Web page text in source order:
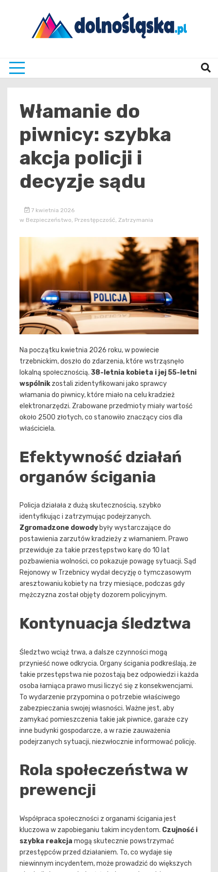
Włamanie do
piwnicy: szybka
akcja policji i
decyzje sądu
7 kwietnia 2026
w Bezpieczeństwo Przestępczość Zatrzymania
Na początku kwietnia 2026 roku, w powiecie
trzebnickim, doszło do zdarzenia, które wstrząsnęło
lokalną społecznością. 38-letnia kobieta i jej 55-letni
wspólnikzostali zidentyfikowani jako sprawcy
włamania do piwnicy, które miało na celu kradzież
elektronarzędzi. Zrabowane przedmioty miały wartość
około 2500 złotych, co stanowiło znaczący cios dla
właściciela.
Efektywność działań
organów ścigania
Policja działała z dużą skutecznością, szybko
identyfikując i zatrzymując podejrzanych.
Zgromadzone dowodybyły wystarczające do
postawienia zarzutów kradzieży z włamaniem. Prawo
przewiduje za takie przestępstwo karę do 10 lat
pozbawienia wolności, co pokazuje powagę sytuacji. Sąd
Rejonowy w Trzebnicy wydał decyzję o tymczasowym
aresztowaniu kobiety na trzy miesiące, podczas gdy
mężczyzna został objęty dozorem policyjnym.
Kontynuacja śledztwa
Śledztwo wciąż trwa, a dalsze czynności mogą
przynieść nowe odkrycia. Organy ścigania podkreślają, że
takie przestępstwa nie pozostają bez odpowiedzi i każda
osoba łamiąca prawo musi liczyć się z konsekwencjami.
To wydarzenie przypomina o potrzebie właściwego
zabezpieczania swojej własności. Ważne jest, aby
zamykać pomieszczenia takie jak piwnice, garaże czy
inne budynki gospodarcze, a w razie zauważenia
podejrzanych sytuacji, niezwłocznie informować policję.
Rola społeczeństwa w
prewencji
Współpraca społeczności z organami ścigania jest
kluczowa w zapobieganiu takim incydentom. Czujność i
szybka reakcja mogą skutecznie powstrzymać
przestępców przed działaniem. To, co wydaje się
niewinnym incydentem, może prowadzić do większych